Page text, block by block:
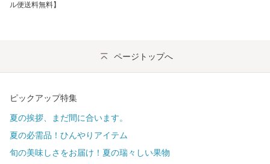
ル便送料無料】
ページトップへ
ピックアップ特集
夏の挨拶、まだ間に合います。
夏の必需品！ひんやりアイテム
旬の美味しさをお届け！夏の瑞々しい果物